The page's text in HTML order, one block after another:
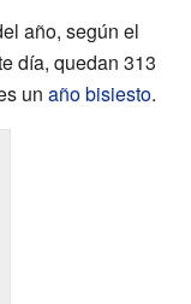
año, según el
día, quedan 313
un año bisiesto.